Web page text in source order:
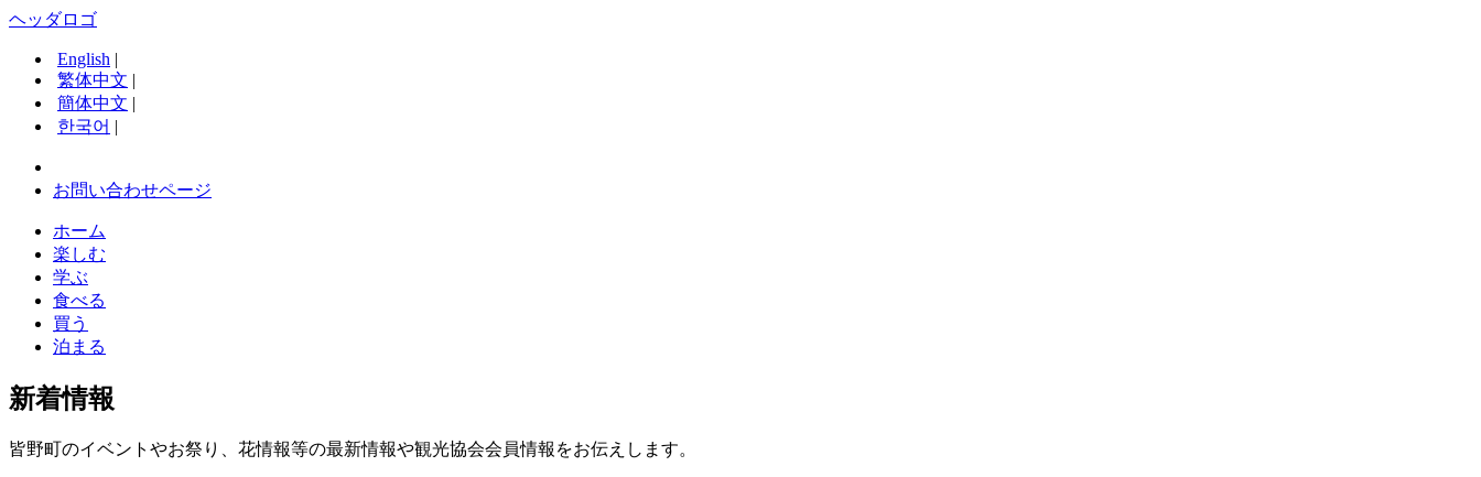
ヘッダロゴ
English |
繁体中文 |
簡体中文 |
한국어 |
お問い合わせページ
ホーム
楽しむ
学ぶ
食べる
買う
泊まる
新着情報
皆野町のイベントやお祭り、花情報等の最新情報や観光協会会員情報をお伝えします。